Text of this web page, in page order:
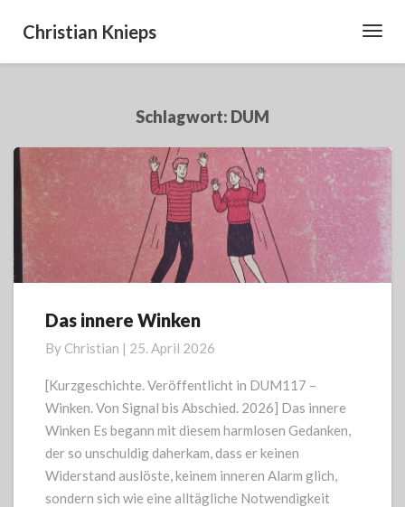
Christian Knieps
Schlagwort: DUM
Das
Winken
Das innere Winken
By Christian | 25. April 2026
[Kurzgeschichte. Veröffentlicht in DUM117 –
Winken. Von Signal bis Abschied. 2026] Das innere
Winken Es begann mit diesem harmlosen Gedanken,
der so unschuldig daherkam, dass er keinen
Widerstand auslöste, keinem inneren Alarm glich,
sondern sich wie eine alltägliche Notwendigkeit